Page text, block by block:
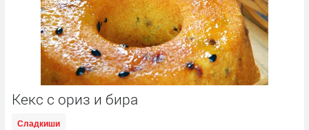
Кекс с ориз и бира
Сладкиши